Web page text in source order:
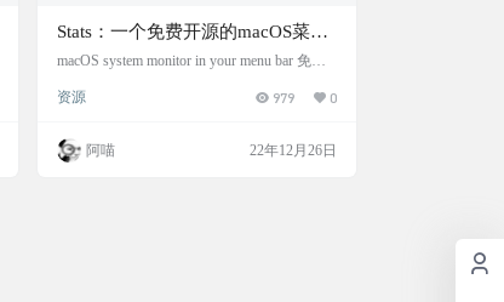
Stats：一个免费开源的macOS菜单
栏监视软件
macOS system monitor in your menu bar 免费
息。日常查看下电脑的内存，cpu占用，电
多介绍了，需要的快到文章末尾下载吧 软件
截图 软件介绍 💡特色Features 电池电量 蓝
资源 979 0
阿喵 22年12月26日